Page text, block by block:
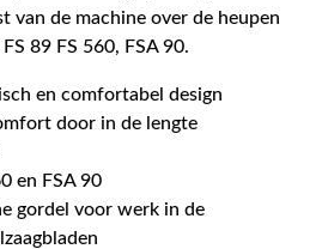
van de machine over de heupen
89 FS 560, FSA 90.
en comfortabel design
door in de lengte
en FSA 90
gordel voor werk in de